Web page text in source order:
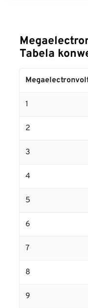
Tabela
1
2
3
4
5
6
7
8
9